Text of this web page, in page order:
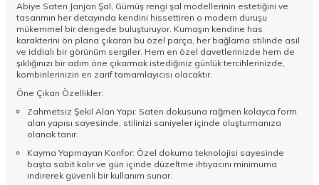
Abiye Saten Janjan Şal, Gümüş rengi şal modellerinin estetiğini ve
tasarımın her detayında kendini hissettiren o modern duruşu
mükemmel bir dengede buluşturuyor. Kumaşın kendine has
karakterini ön plana çıkaran bu özel parça, her bağlama stilinde asil
ve iddialı bir görünüm sergiler. Hem en özel davetlerinizde hem de
şıklığınızı bir adım öne çıkarmak istediğiniz günlük tercihlerinizde,
kombinlerinizin en zarif tamamlayıcısı olacaktır.
Öne Çıkan Özellikler:
Zahmetsiz Şekil Alan Yapı: Saten dokusuna rağmen kolayca form
alan yapısı sayesinde, stilinizi saniyeler içinde oluşturmanıza
olanak tanır.
Kayma Yapmayan Konfor: Özel dokuma teknolojisi sayesinde
başta sabit kalır ve gün içinde düzeltme ihtiyacını minimuma
indirerek güvenli bir kullanım sunar.